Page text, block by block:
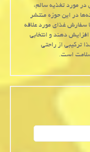
مورد تغذیه سالم،
در این حوزه منتشر
سفارش غذای مورد علاقه
دهند و انتخابی
ترکیبی از راحتی
است.